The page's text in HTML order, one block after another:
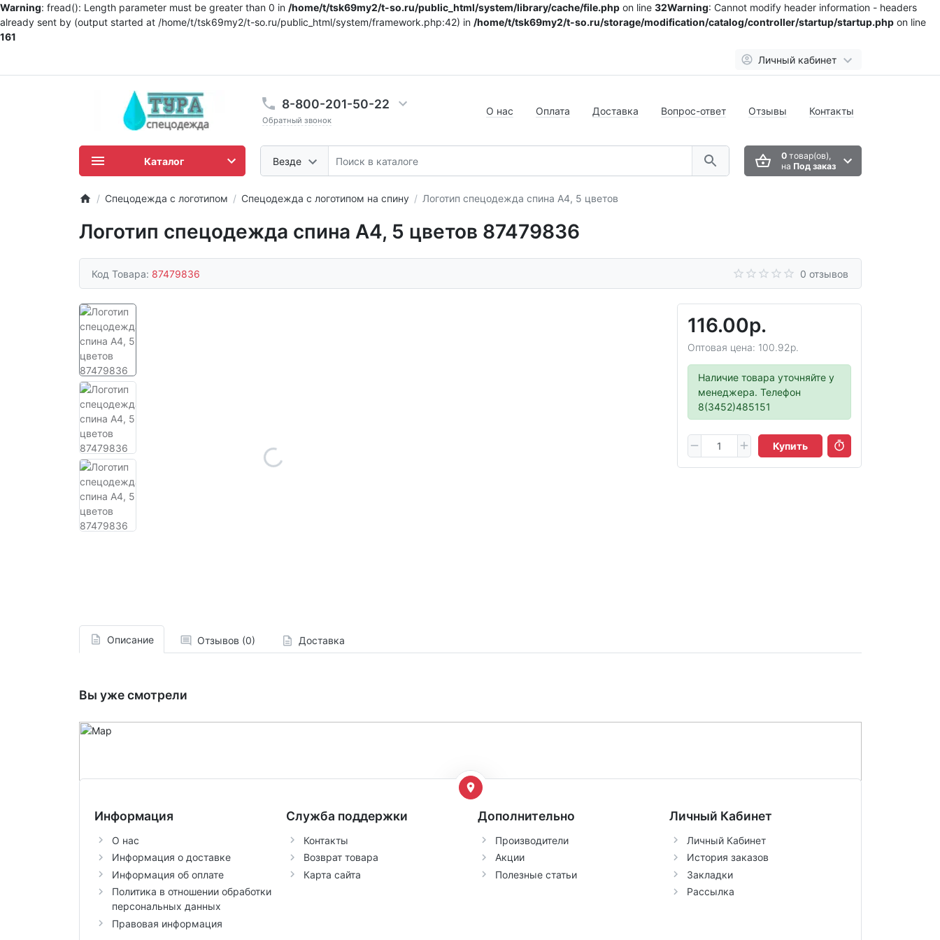
Warning: fread(): Length parameter must be greater than 0 in /home/t/tsk69my2/t-so.ru/public_html/system/library/cache/file.php on line 32Warning: Cannot modify header information - headers
already sent by (output started at /home/t/tsk69my2/t-so.ru/public_html/system/framework.php:42) in /home/t/tsk69my2/t-so.ru/storage/modification/catalog/controller/startup/startup.php on line
161
Личный кабинет
8-800-201-50-22
Обратный звонок
Везде
О нас Оплата Доставка Вопрос-ответ Отзывы Контакты
0товар(ов),
на Под заказ
Каталог
Спецодежда с логотипом Спецодежда с логотипом на спину Логотип спецодежда спина А4, 5 цветов
Логотип спецодежда спина А4, 5 цветов 87479836
Код Товара: 87479836 0 отзывов
116.00р.
Оптовая цена: 100.92р.
Наличие товара уточняйте у
менеджера. Телефон
8(3452)485151
Купить
Описание Отзывов (0) Доставка
Вы уже смотрели
Информация
О нас
Информация о доставке
Информация об оплате
Политика в отношении обработки
персональных данных
Правовая информация
Служба поддержки
Контакты
Возврат товара
Карта сайта
Дополнительно
Производители
Акции
Полезные статьи
Личный Кабинет
Личный Кабинет
История заказов
Закладки
Рассылка